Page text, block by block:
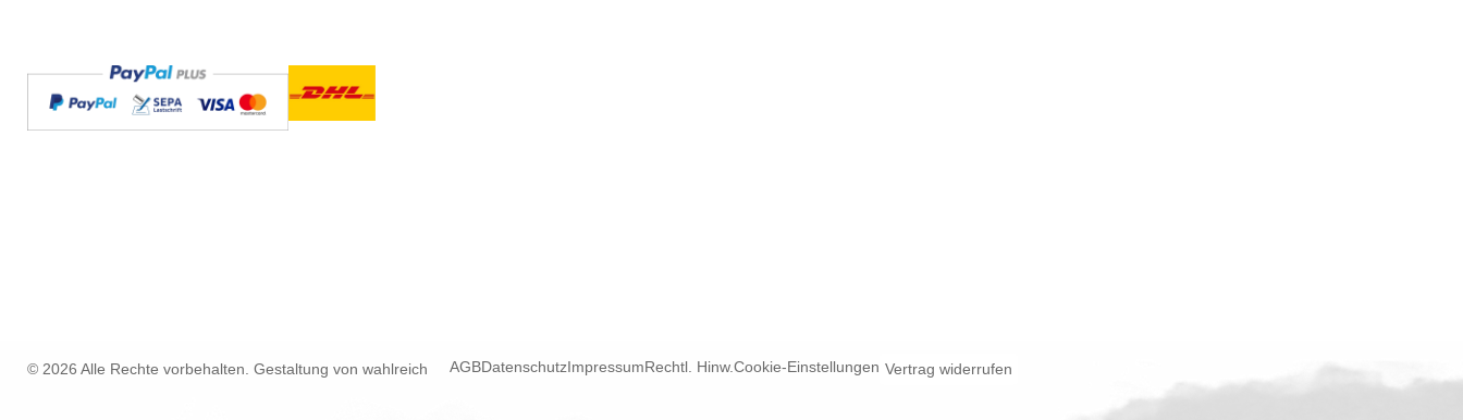
© 2026 Alle Rechte vorbehalten. Gestaltung von wahlreich AGBDatenschutzImpressumRechtl. Hinw.Cookie-Einstellungen Vertrag widerrufen